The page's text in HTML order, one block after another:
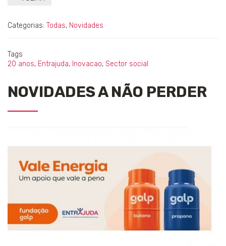
Categorias: Todas, Novidades
Tags
20 anos, Entrajuda, Inovacao, Sector social
NOVIDADES A NÃO PERDER